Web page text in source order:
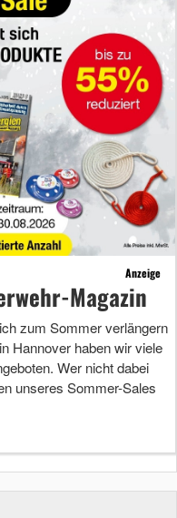
Anzeige
Magazin
zum Sommer verlängern
Hannover haben wir viele
Wer nicht dabei
unseres Sommer-Sales